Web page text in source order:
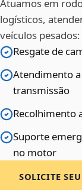
Atuamos em
logísticos,
veículos pesados:
Resgate de
Atendimento
transmissão
Recolhimento
Suporte
no motor
SOLICITE